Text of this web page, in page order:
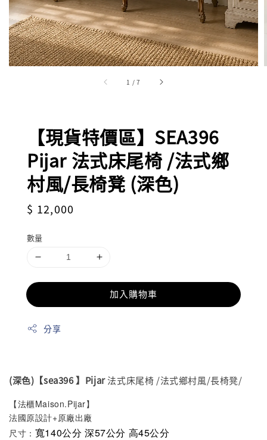
1 /7
【現貨特價區】SEA396
Pijar 法式床尾椅 /法式鄉
村風/長椅凳 (深色)
Regular
$ 12,000
數量
加入購物車
分享
(深色)【sea396 】Pijar法式床尾椅 /法式鄉村風/長椅凳/
【法櫃Maison.Pijar】
法國原設計+原廠出廠
尺寸： 寬140公分 深57公分 高45公分